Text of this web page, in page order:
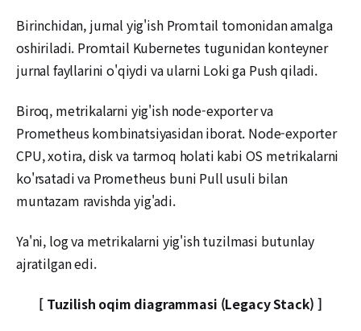
Birinchidan, jurnal yig'ish Promtail tomonidan amalga
oshiriladi. Promtail Kubernetes tugunidan konteyner
jurnal fayllarini o'qiydi va ularni Loki ga Push qiladi.
Biroq, metrikalarni yig'ish node-exporter va
Prometheus kombinatsiyasidan iborat. Node-exporter
CPU, xotira, disk va tarmoq holati kabi OS metrikalarni
ko'rsatadi va Prometheus buni Pull usuli bilan
muntazam ravishda yig'adi.
Ya'ni, log va metrikalarni yig'ish tuzilmasi butunlay
ajratilgan edi.
[ Tuzilish oqim diagrammasi (Legacy Stack) ]